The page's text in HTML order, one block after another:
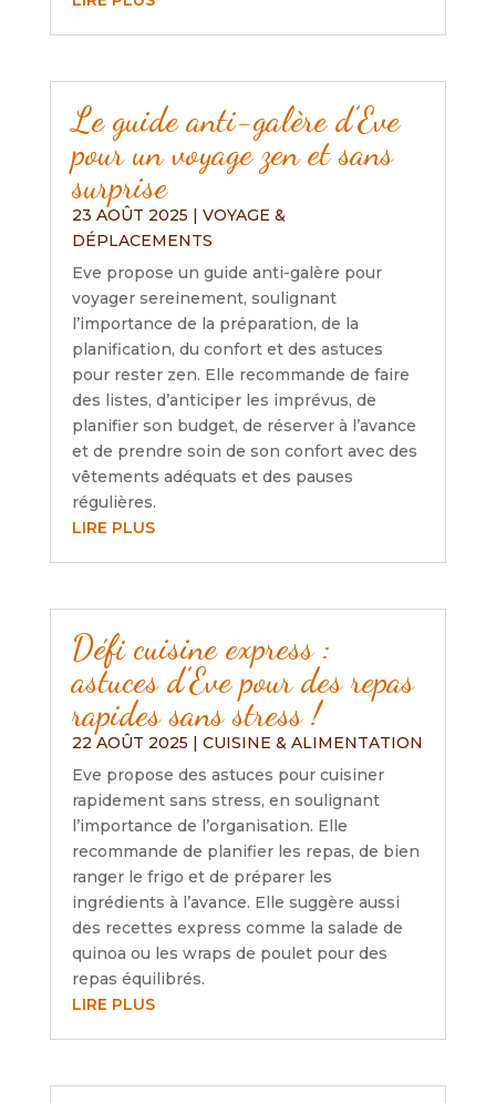
Le guide anti-galère d’Eve
pour un voyage zen et sans
surprise
23 AOÛT 2025 | VOYAGE &
DÉPLACEMENTS
Eve propose un guide anti-galère pour
voyager sereinement, soulignant
l’importance de la préparation, de la
planification, du confort et des astuces
pour rester zen. Elle recommande de faire
des listes, d’anticiper les imprévus, de
planifier son budget, de réserver à l’avance
et de prendre soin de son confort avec des
vêtements adéquats et des pauses
régulières.
LIRE PLUS
Défi cuisine express :
astuces d’Eve pour des repas
rapides sans stress !
22 AOÛT 2025 | CUISINE & ALIMENTATION
Eve propose des astuces pour cuisiner
rapidement sans stress, en soulignant
l’importance de l’organisation. Elle
recommande de planifier les repas, de bien
ranger le frigo et de préparer les
ingrédients à l’avance. Elle suggère aussi
des recettes express comme la salade de
quinoa ou les wraps de poulet pour des
repas équilibrés.
LIRE PLUS